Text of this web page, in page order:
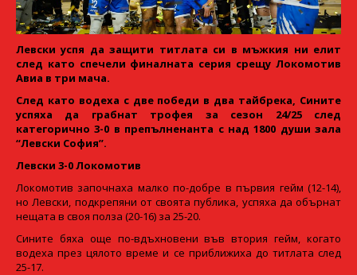
Левски успя да защити титлата си в мъжкия ни елит
след като спечели финалната серия срещу Локомотив
Авиа в три мача.
След като водеха с две победи в два тайбрека, Сините
успяха да грабнат трофея за сезон 24/25 след
категорично 3-0 в препълненанта с над 1800 души зала
“Левски София”.
Левски 3-0 Локомотив
Локомотив започнаха малко по-добре в първия гейм (12-14),
но Левски, подкрепяни от своята публика, успяха да обърнат
нещата в своя полза (20-16) за 25-20.
Сините бяха още по-вдъхновени във втория гейм, когато
водеха през цялото време и се приближиха до титлата след
25-17.